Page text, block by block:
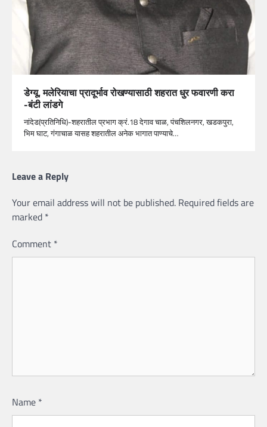
डेग्यू, मलेरियाचा प्रादूर्भाव रोखण्यासाठी शहरात धुर फवारणी करा
-बंटी लांडगे
नांदेड(प्रतिनिधि)-शहरातील प्रभाग क्रं.18 देगाव चाळ, पंचशिलनगर, खडकपुरा,
भिम घाट, गंगाचाळ यासह शहरातील अनेक भागात पाण्याचे…
Leave a Reply
Your email address will not be published. Required fields are
marked *
Comment *
Name *